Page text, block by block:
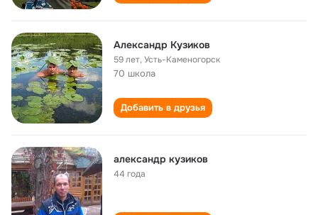
Александр Кузиков
59 лет,Усть-Каменогорск
70 школа
Добавить в друзья
александр кузиков
44 года